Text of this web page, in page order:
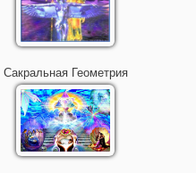
Сакральная Геометрия